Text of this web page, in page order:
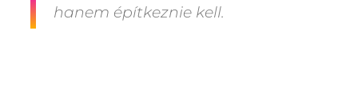
hanem építkeznie kell.